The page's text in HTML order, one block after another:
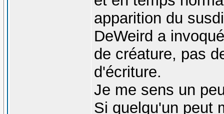
apparition du
DeWeird a
de créature, pas
d'écriture.
Je me sens un
Si quelqu'un peut